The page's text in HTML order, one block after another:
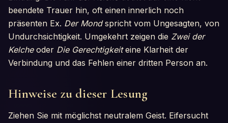
beendete Trauer hin, oft einen innerlich noch
präsenten Ex. Der Mondspricht vom Ungesagten, von
Undurchsichtigkeit. Umgekehrt zeigen die Zwei der
Kelcheoder Die Gerechtigkeiteine Klarheit der
Verbindung und das Fehlen einer dritten Person an.
Hinweise zu dieser Lesung
Ziehen Sie mit möglichst neutralem Geist. Eifersucht